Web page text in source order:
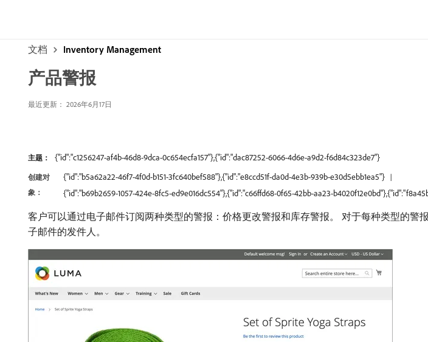
文档 Inventory Management
产品警报
最近更新： 2026年6月17日
主题： {"id":"c1256247-af4b-46d8-9dca-0c654ecfa157"},{"id":"dac87252-6066-4d6e-a9d2-f6d84c323de7"}
创建对
象：
{"id":"b5a62a22-46f7-4f0d-b151-3fc640bef588"},{"id":"e8ccd51f-da0d-4e3b-939b-e30d5ebb1ea5"}
{"id":"b69b2659-1057-424e-8fc5-ed9e016dc554"},{"id":"c66ffd68-0f65-42bb-aa23-
客户可以通过电子邮件订阅两种类型的警报：价格更改警报和库存警报。 对于每种类型的
子邮件的发件人。